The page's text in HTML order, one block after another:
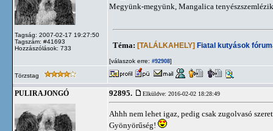
Tagság: 2007-02-17 19:27:50
Tagszám: #41693
Hozzászólások: 733
Megyünk-megyünk, Mangalica
Téma: [TALÁLKAHELY] Fiatal kutyások
[válaszok erre: #92908]
Törzstag
PULIRAJONGÓ 92895. Elküldve: 2016-02-02 18:28:49
Ahhh nem lehet igaz, pedig csak zugolvasó
Gyönyörűség!